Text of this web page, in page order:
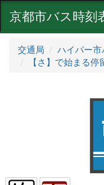
京都市バス時刻
交通局 ハイパー
【さ】で始まる停